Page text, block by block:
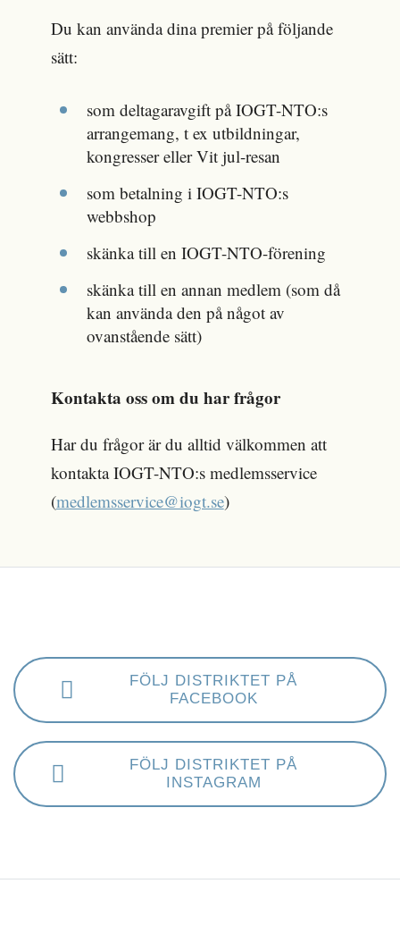
Du kan använda dina premier på följande
sätt:
som deltagaravgift på IOGT-NTO:s
arrangemang, t ex utbildningar,
kongresser eller Vit jul-resan
som betalning i IOGT-NTO:s
webbshop
skänka till en IOGT-NTO-förening
skänka till en annan medlem (som då
kan använda den på något av
ovanstående sätt)
Kontakta oss om du har frågor
Har du frågor är du alltid välkommen att
kontakta IOGT-NTO:s medlemsservice
(medlemsservice@iogt.se)
FÖLJ DISTRIKTET PÅ
FACEBOOK
FÖLJ DISTRIKTET PÅ
INSTAGRAM